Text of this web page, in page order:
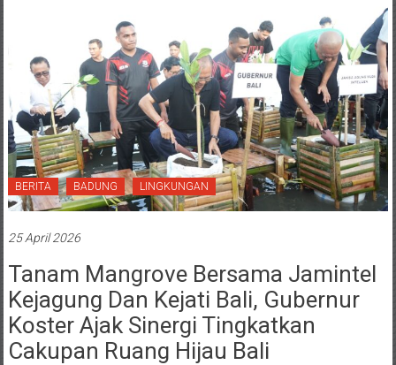
BERITA BADUNG LINGKUNGAN
25 April 2026
Tanam Mangrove Bersama Jamintel
Kejagung Dan Kejati Bali, Gubernur
Koster Ajak Sinergi Tingkatkan
Cakupan Ruang Hijau Bali